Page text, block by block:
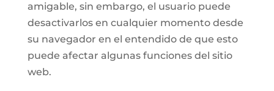
amigable, sin embargo, el usuario puede
desactivarlos en cualquier momento desde
su navegador en el entendido de que esto
puede afectar algunas funciones del sitio
web.